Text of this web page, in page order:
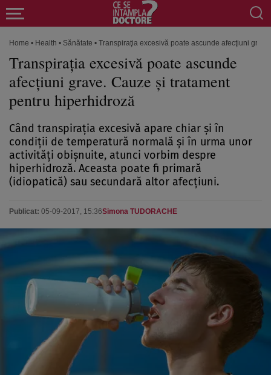
Home • Health • Sănătate • Transpiraţia excesivă poate ascunde afecţiuni
Transpiraţia excesivă poate ascunde
afecţiuni grave. Cauze şi tratament
pentru hiperhidroză
Când transpiraţia excesivă apare chiar şi în
condiţii de temperatură normală şi în urma unor
activităţi obişnuite, atunci vorbim despre
hiperhidroză. Aceasta poate fi primară
(idiopatică) sau secundară altor afecţiuni.
Publicat: 05-09-2017, 15:36Simona TUDORACHE